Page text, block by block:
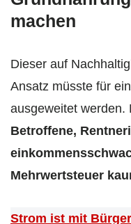
machen
Dieser auf
Ansatz müsste für
ausgeweitet werden.
Betroffene,
Mehrwertsteuer
Strom ist mit